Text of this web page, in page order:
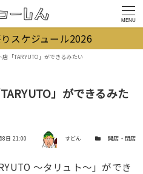
MENU
スケジュール2026
「TARYUTO」ができるみたい
」ができるみた
8日 21:00 著者 すどん カテゴリー開店・閉店
〜タリュト〜」ができ